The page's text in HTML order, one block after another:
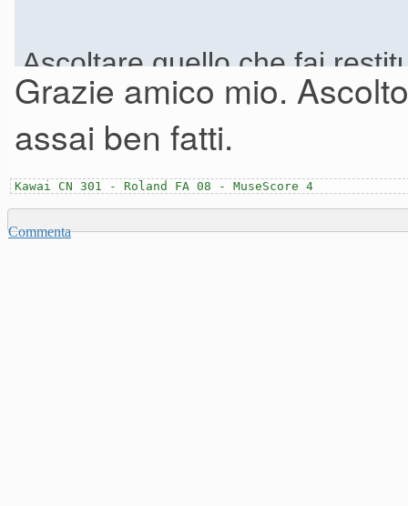
Ascoltare quello che fai
di suonare e mi riporta dalle
quello che strimpello e scrivo
Grazie amico mio.
assai ben fatti.
Kawai CN 301 - Roland FA 08 - MuseScore 4
Commenta